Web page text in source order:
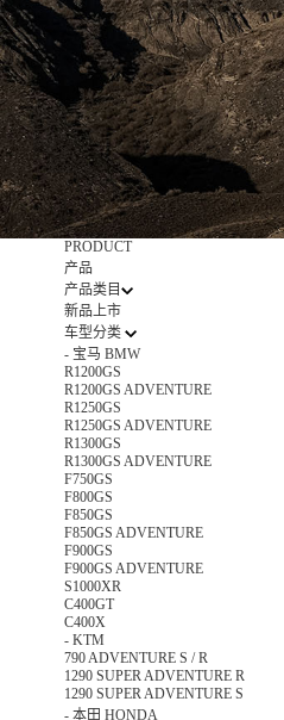
PRODUCT
产品
产品类目
新品上市
车型分类
- 宝马 BMW
R1200GS
R1200GS ADVENTURE
R1250GS
R1250GS ADVENTURE
R1300GS
R1300GS ADVENTURE
F750GS
F800GS
F850GS
F850GS ADVENTURE
F900GS
F900GS ADVENTURE
S1000XR
C400GT
C400X
- KTM
790 ADVENTURE S / R
1290 SUPER ADVENTURE R
1290 SUPER ADVENTURE S
- 本田 HONDA